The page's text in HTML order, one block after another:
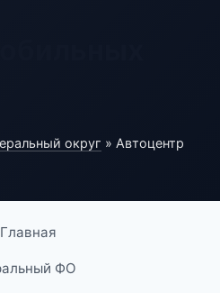
округ » Автоцентр
ФО